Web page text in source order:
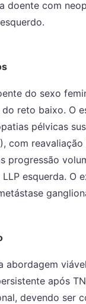
doente com
do sexo
reto baixo. O
pélvicas
com
progressão
esquerda. O
abordagem
após
devendo ser